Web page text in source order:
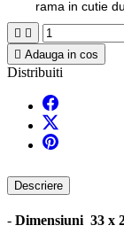
rama in cutie
 
 Adauga in cos
Distribuiti
Descriere
- Dimensiuni 33 x